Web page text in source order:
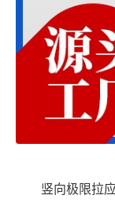
竖向极限拉